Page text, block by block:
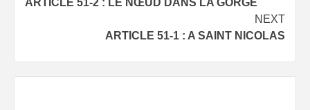
navigation
ARTICLE 51-2 : LE NŒUD DANS LA GORGE
NEXT
ARTICLE 51-1 : A SAINT NICOLAS